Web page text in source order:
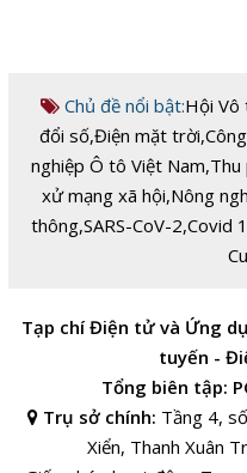
Chủ đề nổi bật:Hội Vô
đổi số,Điện mặt trời,
nghiệp Ô tô Việt Nam,Thu
xử mạng xã hội,Nông
thông,SARS-CoV-2,Covid
Tạp chí Điện tử và Ứng
tuyến -
Tổng biên tập:
Trụ sở chính: Tầng 4,
Xiển, Thanh Xuân